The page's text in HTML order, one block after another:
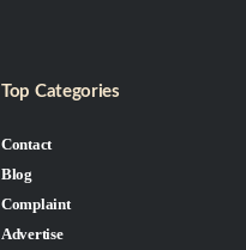
Top Categories
Contact
Blog
Complaint
Advertise